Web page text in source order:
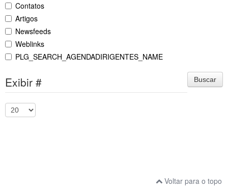
Contatos
Artigos
Newsfeeds
Weblinks
PLG_SEARCH_AGENDADIRIGENTES_NAME
Buscar
Exibir #
Voltar para o topo